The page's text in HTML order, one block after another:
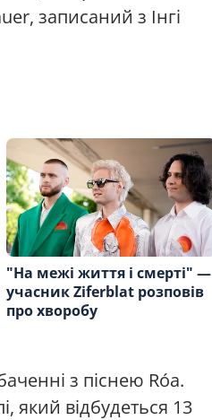
записаний з Інгі
"На межі життя і смерті" —
учасник Ziferblat розповів
про хворобу
з піснею Róa.
який відбудеться 13